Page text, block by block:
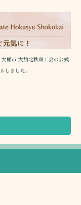
館市 大館北秋商工会の公式
しました。